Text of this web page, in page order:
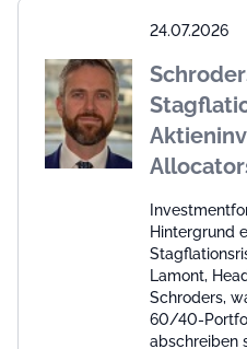
24.07.2026
Hintergrund
Lamont,
Schroders,
60/40-
abschreiben